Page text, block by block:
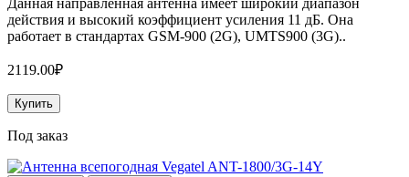
Данная направленная антенна имеет широкий диапазон
действия и высокий коэффициент усиления 11 дБ. Она
работает в стандартах GSM-900 (2G), UMTS900 (3G)..
2119.00₽
Купить
Под заказ